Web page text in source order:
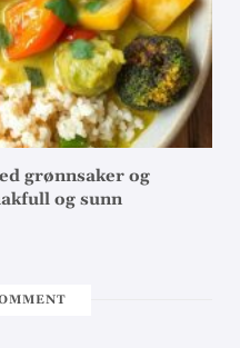
grønnsaker og
og sunn